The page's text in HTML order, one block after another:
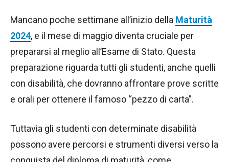
Mancano poche settimane all’inizio della Maturità
2024, e il mese di maggio diventa cruciale per
prepararsi al meglio all’Esame di Stato. Questa
preparazione riguarda tutti gli studenti, anche quelli
con disabilità, che dovranno affrontare prove scritte
e orali per ottenere il famoso “pezzo di carta”.
Tuttavia gli studenti con determinate disabilità
possono avere percorsi e strumenti diversi verso la